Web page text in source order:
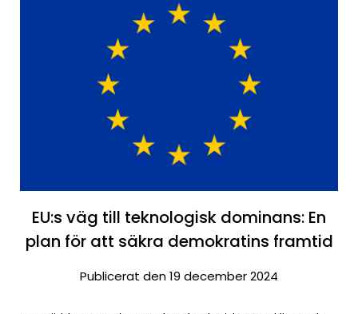
EU:s väg till teknologisk dominans: En
plan för att säkra demokratins framtid
Publicerat den 19 december 2024